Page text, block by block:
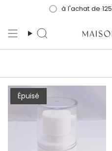
contenu
à l'achat de
Recherche
Épuisé